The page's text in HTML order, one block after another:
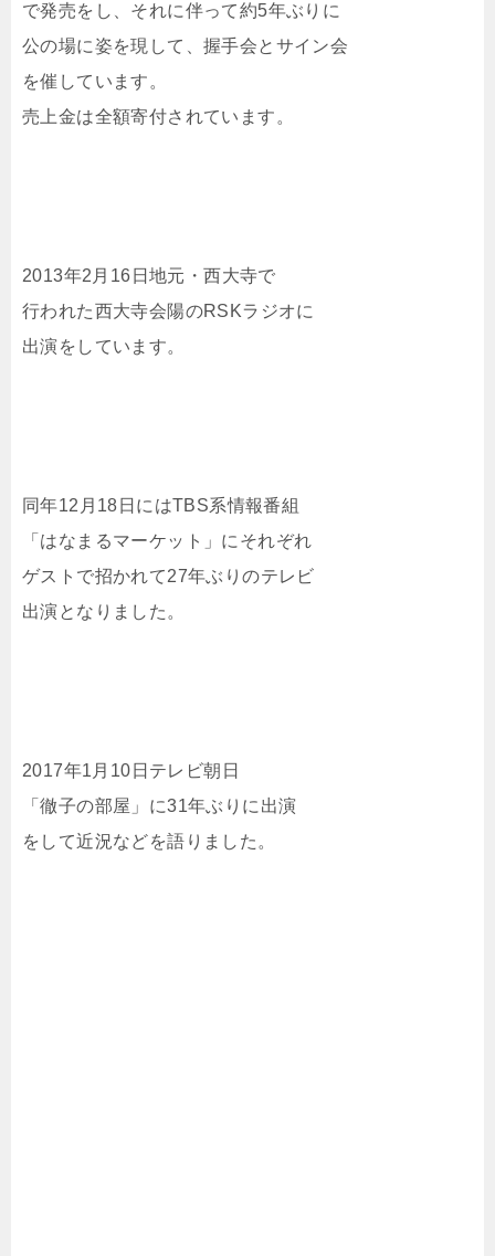
で発売をし、それに伴って約5年ぶりに
公の場に姿を現して、握手会とサイン会
を催しています。
売上金は全額寄付されています。
2013年2月16日地元・西大寺で
行われた西大寺会陽のRSKラジオに
出演をしています。
同年12月18日にはTBS系情報番組
「はなまるマーケット」にそれぞれ
ゲストで招かれて27年ぶりのテレビ
出演となりました。
2017年1月10日テレビ朝日
「徹子の部屋」に31年ぶりに出演
をして近況などを語りました。